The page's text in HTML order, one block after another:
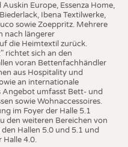
Europe, Essenza Home,
Ibena Textilwerke,
sowie Zoeppritz. Mehrere
nach längerer
die Heimtextil zurück.
richtet sich an den
voran Bettenfachhändler
aus Hospitality und
an internationale
Angebot umfasst Bett- und
sowie Wohnaccessoires.
im Foyer der Halle 5.1
den weiteren Bereichen von
Hallen 5.0 und 5.1 und
Halle 4.0.